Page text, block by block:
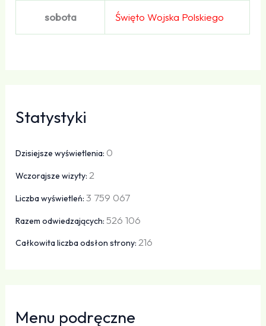
sobota Święto Wojska Polskiego
Statystyki
Dzisiejsze wyświetlenia: 0
Wczorajsze wizyty:2
Liczba wyświetleń:3 759 067
Razem odwiedzających:526 106
Całkowita liczba odsłon strony:216
Menu podręczne